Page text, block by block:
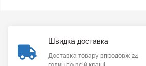
Швидка доставка
Доставка товару впродовж 24